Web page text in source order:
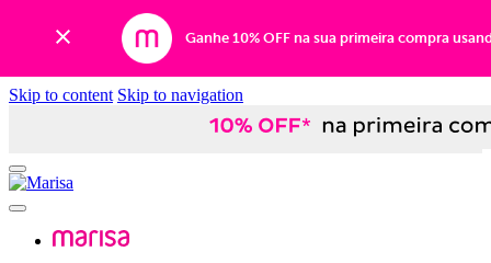
Ganhe 10% OFF na sua primeira compra
Skip to content Skip to navigation